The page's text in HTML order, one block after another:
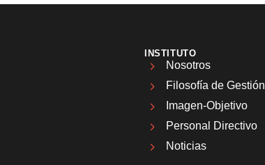
INSTITUTO
Nosotros
Filosofía de Gestión
Imagen-Objetivo
Personal Directivo
Noticias